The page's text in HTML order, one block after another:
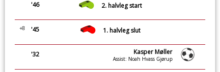
'46 2. halvleg start
'45
+8 1. halvleg slut
'32 Kasper Møller
Assist: Noah Hvass Gjørup